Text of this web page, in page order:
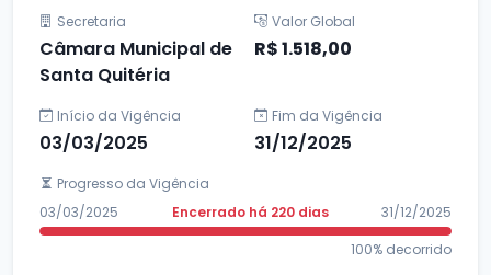
Secretaria
Câmara Municipal de
Santa Quitéria
Valor Global
R$ 1.518,00
Início da Vigência
03/03/2025
Fim da Vigência
31/12/2025
Progresso da Vigência
03/03/2025
Encerrado há 220 dias
31/12/2025
100% decorrido